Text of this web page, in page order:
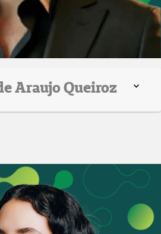
Araujo Queiroz